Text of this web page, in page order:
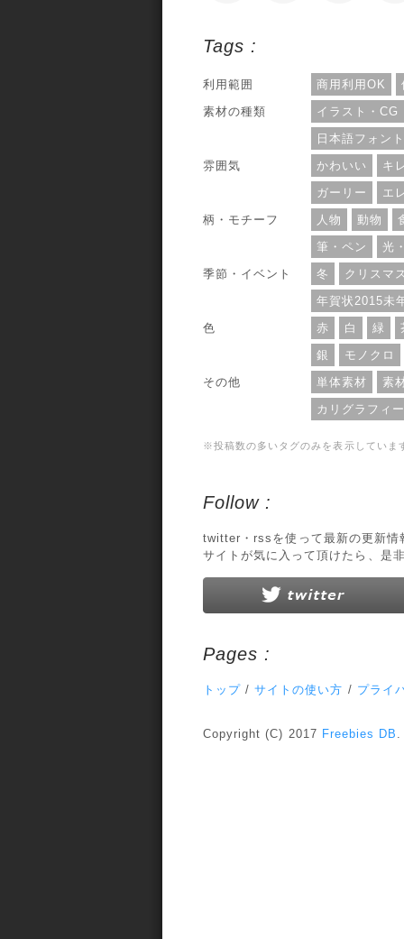
Tags :
利用範囲 商用利用OK
素材の種類
イラスト・CG
日本語フォン
雰囲気
かわいい
キ
ガーリー
エ
柄・モチーフ
人物 動物
筆・ペン
光
季節・イベント
冬
クリスマ
年賀状2015未
色
赤 白 緑
銀
モノクロ
その他
単体素材
素
カリグラフィ
※投稿数の多いタグのみを表示していま
Follow :
twitter・rssを使って最新の更新情
サイトが気に入って頂けたら、是
Pages :
トップ /サイトの使い方 / プライ
Copyright (C) 2017 Freebies DB .